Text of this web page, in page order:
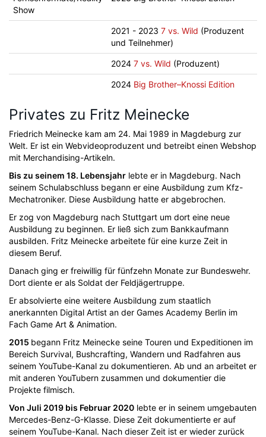
Show
2021 - 2023 7 vs. Wild (Produzent
und Teilnehmer)
2024 7 vs. Wild (Produzent)
2024 Big Brother–Knossi Edition
Privates zu Fritz Meinecke
Friedrich Meinecke kam am 24. Mai 1989 in Magdeburg zur
Welt. Er ist ein Webvideoproduzent und betreibt einen Webshop
mit Merchandising-Artikeln.
Bis zu seinem 18. Lebensjahr lebte er in Magdeburg. Nach
seinem Schulabschluss begann er eine Ausbildung zum Kfz-
Mechatroniker. Diese Ausbildung hatte er abgebrochen.
Er zog von Magdeburg nach Stuttgart um dort eine neue
Ausbildung zu beginnen. Er ließ sich zum Bankkaufmann
ausbilden. Fritz Meinecke arbeitete für eine kurze Zeit in
diesem Beruf.
Danach ging er freiwillig für fünfzehn Monate zur Bundeswehr.
Dort diente er als Soldat der Feldjägertruppe.
Er absolvierte eine weitere Ausbildung zum staatlich
anerkannten Digital Artist an der Games Academy Berlin im
Fach Game Art & Animation.
2015 begann Fritz Meinecke seine Touren und Expeditionen im
Bereich Survival, Bushcrafting, Wandern und Radfahren aus
seinem YouTube-Kanal zu dokumentieren. Ab und an arbeitet er
mit anderen YouTubern zusammen und dokumentier die
Projekte filmisch.
Von Juli 2019 bis Februar 2020 lebte er in seinem umgebauten
Mercedes-Benz-G-Klasse. Diese Zeit dokumentierte er auf
seinem YouTube-Kanal. Nach dieser Zeit ist er wieder zurück